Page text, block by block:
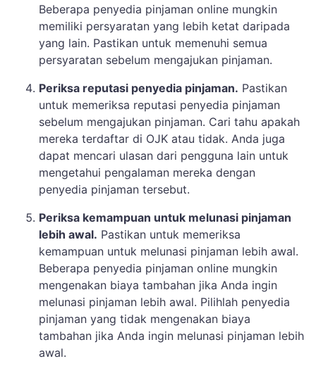
Beberapa penyedia pinjaman online mungkin
memiliki persyaratan yang lebih ketat daripada
yang lain. Pastikan untuk memenuhi semua
persyaratan sebelum mengajukan pinjaman.
Periksa reputasi penyedia pinjaman. Pastikan
untuk memeriksa reputasi penyedia pinjaman
sebelum mengajukan pinjaman. Cari tahu apakah
mereka terdaftar di OJK atau tidak. Anda juga
dapat mencari ulasan dari pengguna lain untuk
mengetahui pengalaman mereka dengan
penyedia pinjaman tersebut.
Periksa kemampuan untuk melunasi pinjaman
lebih awal. Pastikan untuk memeriksa
kemampuan untuk melunasi pinjaman lebih awal.
Beberapa penyedia pinjaman online mungkin
mengenakan biaya tambahan jika Anda ingin
melunasi pinjaman lebih awal. Pilihlah penyedia
pinjaman yang tidak mengenakan biaya
tambahan jika Anda ingin melunasi pinjaman lebih
awal.